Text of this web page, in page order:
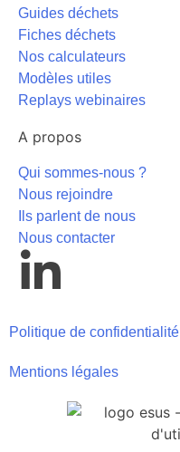
Guides déchets
Fiches déchets
Nos calculateurs
Modèles utiles
Replays webinaires
A propos
Qui sommes-nous ?
Nous rejoindre
Ils parlent de nous
Nous contacter
Politique de confidentialité
Mentions légales